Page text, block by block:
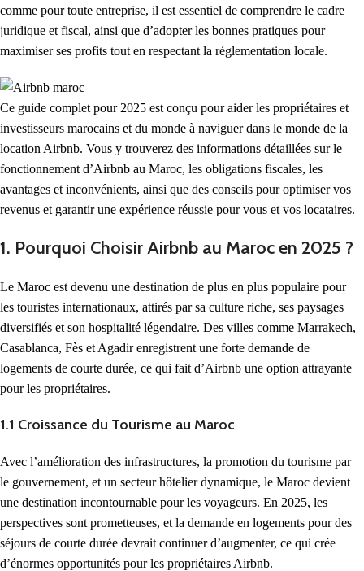
comme pour toute entreprise, il est essentiel de comprendre le cadre
juridique et fiscal, ainsi que d’adopter les bonnes pratiques pour
maximiser ses profits tout en respectant la réglementation locale.
Ce guide complet pour 2025 est conçu pour aider les propriétaires et
investisseurs marocains et du monde à naviguer dans le monde de la
location Airbnb. Vous y trouverez des informations détaillées sur le
fonctionnement d’Airbnb au Maroc, les obligations fiscales, les
avantages et inconvénients, ainsi que des conseils pour optimiser vos
revenus et garantir une expérience réussie pour vous et vos locataires.
1. Pourquoi Choisir Airbnb au Maroc en 2025 ?
Le Maroc est devenu une destination de plus en plus populaire pour
les touristes internationaux, attirés par sa culture riche, ses paysages
diversifiés et son hospitalité légendaire. Des villes comme Marrakech,
Casablanca, Fès et Agadir enregistrent une forte demande de
logements de courte durée, ce qui fait d’Airbnb une option attrayante
pour les propriétaires.
1.1 Croissance du Tourisme au Maroc
Avec l’amélioration des infrastructures, la promotion du tourisme par
le gouvernement, et un secteur hôtelier dynamique, le Maroc devient
une destination incontournable pour les voyageurs. En 2025, les
perspectives sont prometteuses, et la demande en logements pour des
séjours de courte durée devrait continuer d’augmenter, ce qui crée
d’énormes opportunités pour les propriétaires Airbnb.